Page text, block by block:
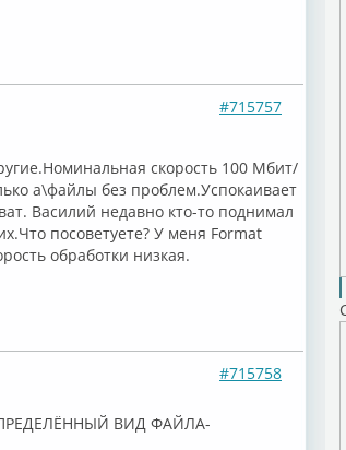
#715757
скорость 100 Мбит/
а\файлы без проблем.Успокаивает
Василий недавно кто-то поднимал
посоветуете? У меня Format
обработки низкая.
#715758
ВИД ФАЙЛА-